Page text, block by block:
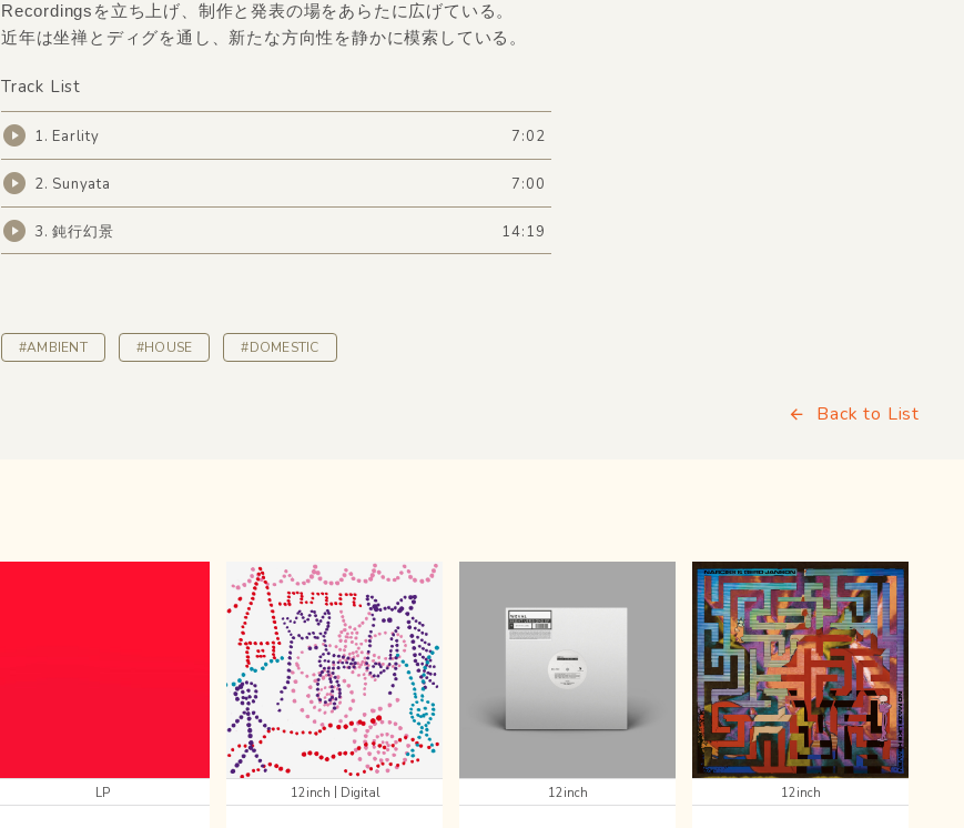
Recordingsを立ち上げ、制作と発表の場をあらたに広げている。
近年は坐禅とディグを通し、新たな方向性を静かに模索している。
Track List
1. Earlity 7:02
2. Sunyata 7:00
3. 鈍行幻景 14:19
#AMBIENT #HOUSE #DOMESTIC
Back to List
LP 12inch Digital 12inch 12inch